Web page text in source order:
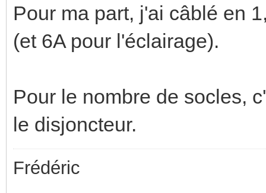
Pour ma part, j'ai câblé en
(et 6A pour l'éclairage).
Pour le nombre de socles,
le disjoncteur.
Frédéric